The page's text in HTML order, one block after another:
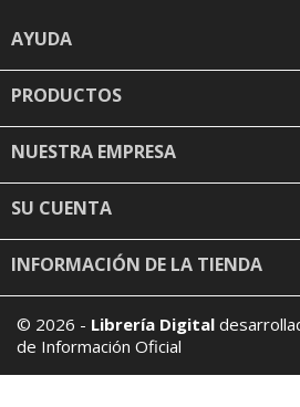
AYUDA
PRODUCTOS
NUESTRA EMPRESA
SU CUENTA
INFORMACIÓN DE LA TIENDA
© 2026 - Librería Digital
de Información Oficial